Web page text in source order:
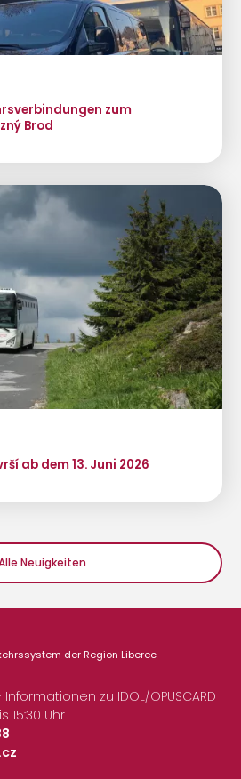
zum
Brod
ab dem 13. Juni 2026
Neuigkeiten
der Region Liberec
zu IDOL/OPUSCARD
15:30 Uhr